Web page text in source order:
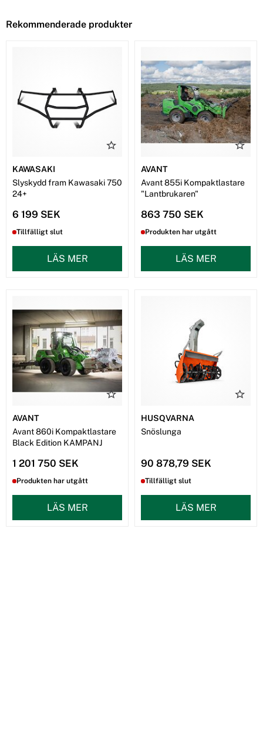
Rekommenderade produkter
KAWASAKI
Slyskydd fram Kawasaki 750
24+
6 199 SEK
Tillfälligt slut
LÄS MER
AVANT
Avant 855i Kompaktlastare
"Lantbrukaren"
863 750 SEK
Produkten har utgått
LÄS MER
AVANT
Avant 860i Kompaktlastare
Black Edition KAMPANJ
1 201 750 SEK
Produkten har utgått
LÄS MER
HUSQVARNA
Snöslunga
90 878,79 SEK
Tillfälligt slut
LÄS MER